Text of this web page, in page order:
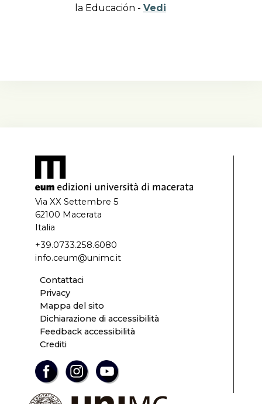
la Educación - Vedi
Via XX Settembre 5
62100 Macerata
Italia
+39.0733.258.6080
info.ceum@unimc.it
Contattaci
Privacy
Mappa del sito
Dichiarazione di accessibilità
Feedback accessibilità
Crediti